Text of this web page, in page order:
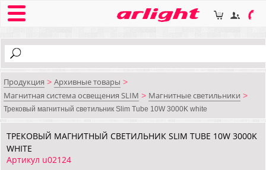
Продукция > Архивные товары >
Магнитная система освещения SLIM > Магнитные светильники >
Трековый магнитный светильник Slim Tube 10W 3000K white
ТРЕКОВЫЙ МАГНИТНЫЙ СВЕТИЛЬНИК SLIM TUBE 10W 3000K
WHITE
Артикул u02124